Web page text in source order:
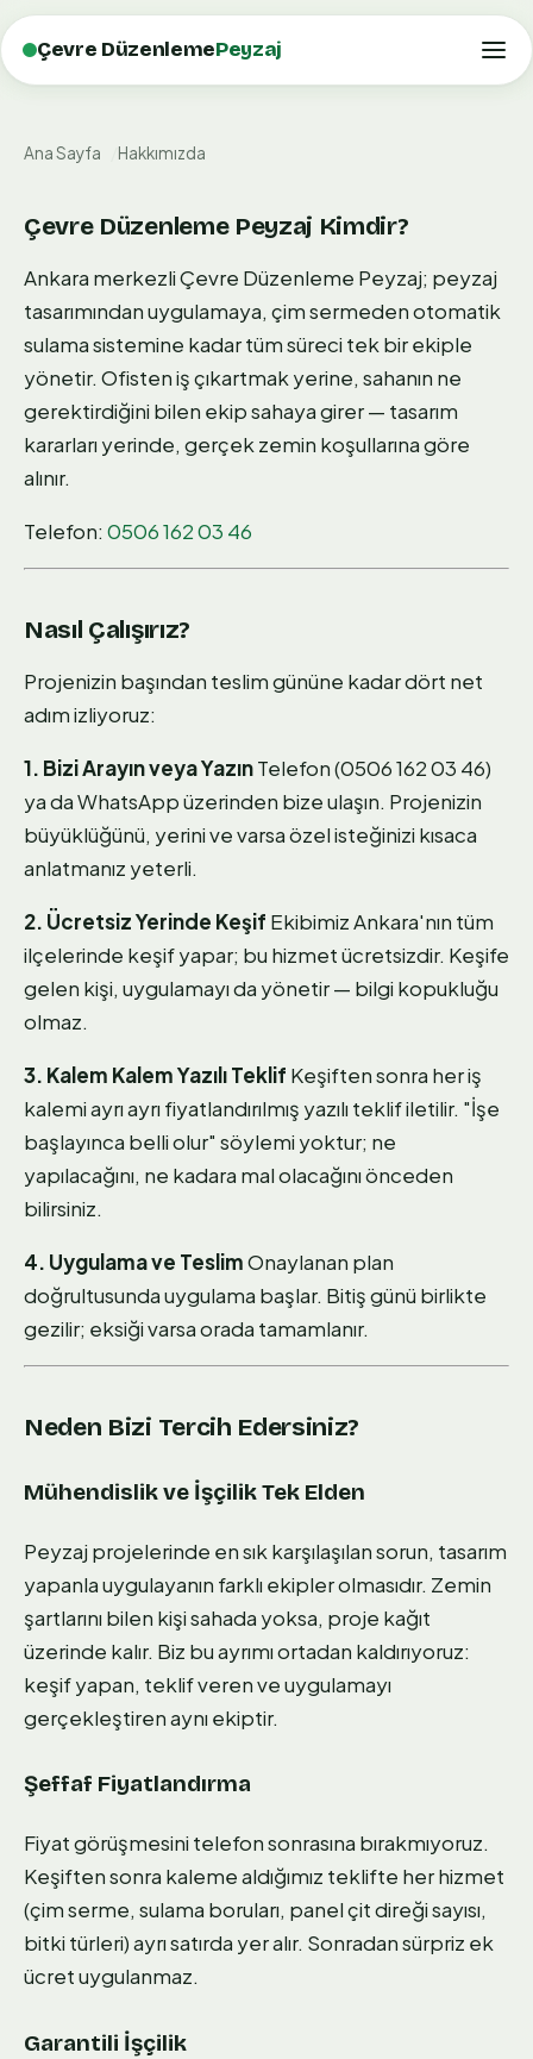
Çevre DüzenlemePeyzaj
Ana Sayfa Hakkımızda
Çevre Düzenleme Peyzaj Kimdir?
Ankara merkezli Çevre Düzenleme Peyzaj; peyzaj
tasarımından uygulamaya, çim sermeden otomatik
sulama sistemine kadar tüm süreci tek bir ekiple
yönetir. Ofisten iş çıkartmak yerine, sahanın ne
gerektirdiğini bilen ekip sahaya girer — tasarım
kararları yerinde, gerçek zemin koşullarına göre
alınır.
Telefon: 0506 162 03 46
Nasıl Çalışırız?
Projenizin başından teslim gününe kadar dört net
adım izliyoruz:
1. Bizi Arayın veya YazınTelefon (0506 162 03 46)
ya da WhatsApp üzerinden bize ulaşın. Projenizin
büyüklüğünü, yerini ve varsa özel isteğinizi kısaca
anlatmanız yeterli.
2. Ücretsiz Yerinde Keşif Ekibimiz Ankara'nın tüm
ilçelerinde keşif yapar; bu hizmet ücretsizdir. Keşife
gelen kişi, uygulamayı da yönetir — bilgi kopukluğu
olmaz.
3. Kalem Kalem Yazılı Teklif Keşiften sonra her iş
kalemi ayrı ayrı fiyatlandırılmış yazılı teklif iletilir. "İşe
başlayınca belli olur" söylemi yoktur; ne
yapılacağını, ne kadara mal olacağını önceden
bilirsiniz.
4. Uygulama ve TeslimOnaylanan plan
doğrultusunda uygulama başlar. Bitiş günü birlikte
gezilir; eksiği varsa orada tamamlanır.
Neden Bizi Tercih Edersiniz?
Mühendislik ve İşçilik Tek Elden
Peyzaj projelerinde en sık karşılaşılan sorun, tasarım
yapanla uygulayanın farklı ekipler olmasıdır. Zemin
şartlarını bilen kişi sahada yoksa, proje kağıt
üzerinde kalır. Biz bu ayrımı ortadan kaldırıyoruz:
keşif yapan, teklif veren ve uygulamayı
gerçekleştiren aynı ekiptir.
Şeffaf Fiyatlandırma
Fiyat görüşmesini telefon sonrasına bırakmıyoruz.
Keşiften sonra kaleme aldığımız teklifte her hizmet
(çim serme, sulama boruları, panel çit direği sayısı,
bitki türleri) ayrı satırda yer alır. Sonradan sürpriz ek
ücret uygulanmaz.
Garantili İşçilik